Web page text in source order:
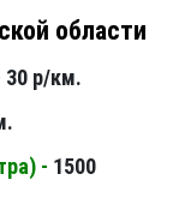
области
30 р/км.
- 1500